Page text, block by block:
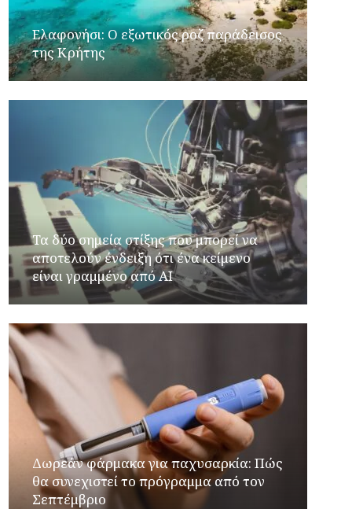
Ελαφονήσι: Ο εξωτικός ροζ παράδεισος
της Κρήτης
Τα δύο σημεία στίξης που μπορεί να
αποτελούν ένδειξη ότι ένα κείμενο
είναι γραμμένο από AI
Δωρεάν φάρμακα για παχυσαρκία: Πώς
θα συνεχιστεί το πρόγραμμα από τον
Σεπτέμβριο